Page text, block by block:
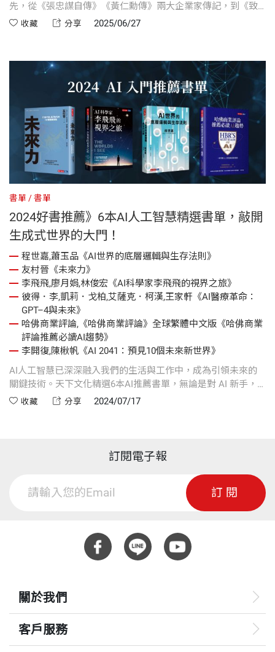
先，從《張忠謀自傳》《黃仁勳傳》兩大企業家傳記，到《致
富心態》《長期買進》等財商經典，再到《生命的溫暖戰歌》
南。
收藏 分享 2025/06/27
書單 書單
2024好書推薦》6本AI人工智慧精選書單，敲開
生成式世界的大門！
程世嘉,蕭玉品《AI世界的底層邏輯與生存法則》
友村晉《未來力》
李飛飛,廖月娟,林俊宏《AI科學家李飛飛的視界之旅》
彼得．李,凱莉．戈柏,艾薩克．柯漢,王家軒《AI醫療革命：
GPT–4與未來》
哈佛商業評論,《哈佛商業評論》全球繁體中文版《哈佛商業
評論推薦必讀AI趨勢》
李開復,陳楸帆《AI 2041：預見10個未來新世界》
AI人工智慧已深深融入我們的生活與工作中，成為引領未來的
關鍵技術。天下文化精選6本AI推薦書單，無論是對 AI 新手，
還是尋求更深入了解的讀者而言，這6本推薦好書無疑是敲開生
能》、《AI 2041：預見10個未來新世界》
收藏 分享 2024/07/17
訂閱電子報
訂閱
關於我們
客戶服務